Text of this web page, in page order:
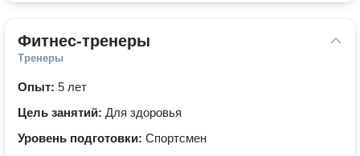
Фитнес-тренеры
Тренеры
Опыт: 5 лет
Цель занятий: Для здоровья
Уровень подготовки: Спортсмен